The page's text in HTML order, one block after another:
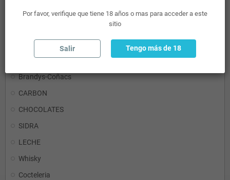
REFRESCOS
REFRESCOS.ENERGETICO
PASTAS Y DERIVADOS
Brandys-Coñacs
CARBON
CHOCOLATES
SIDRA
LECHE
Whisky
Cocteleria
Por favor, verifique que tiene 18 años o mas para acceder a este
sitio
Salir Tengo más de 18